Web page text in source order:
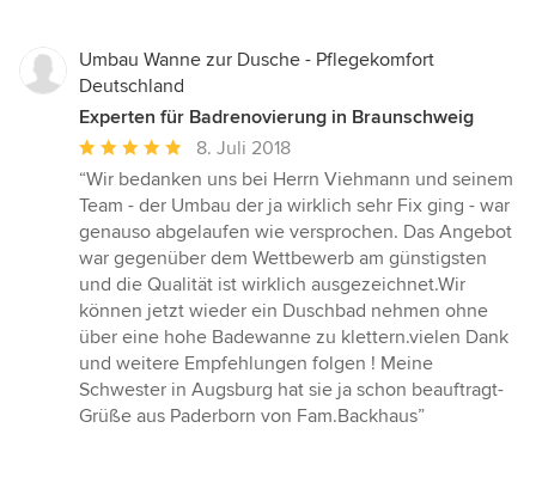
Umbau Wanne zur Dusche - Pflegekomfort
Deutschland
Experten für Badrenovierung in Braunschweig
Durchschnittliche
Bewertung:
5
von
5
Sternen
8. Juli 2018
“Wir bedanken uns bei Herrn Viehmann und seinem
Team - der Umbau der ja wirklich sehr Fix ging - war
genauso abgelaufen wie versprochen. Das Angebot
war gegenüber dem Wettbewerb am günstigsten
und die Qualität ist wirklich ausgezeichnet.Wir
können jetzt wieder ein Duschbad nehmen ohne
über eine hohe Badewanne zu klettern.vielen Dank
und weitere Empfehlungen folgen ! Meine
Schwester in Augsburg hat sie ja schon beauftragt-
Grüße aus Paderborn von Fam.Backhaus”